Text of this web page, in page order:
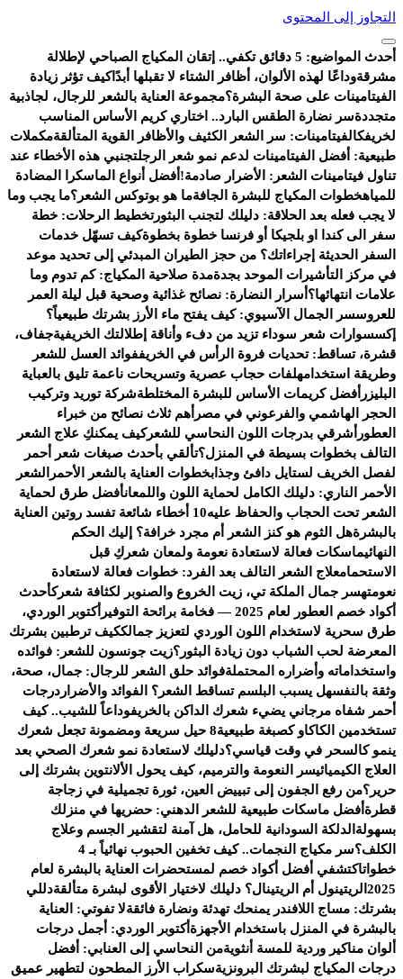
التجاوز إلى المحتوى
أحدث المواضيع:
5 دقائق تكفي.. إتقان المكياج الصباحي لإطلالة
مشرقةوداعًا لهذه الألوان، أظافر الشتاء لا تقبلها أبدًاكيف تؤثر زيادة
الفيتامينات على صحة البشرة؟مجموعة العناية بالشعر للرجال، لجاذبية
متجددةسر نضارة الطقس البارد.. اختاري كريم الأساس المناسب
لخريفكالفيتامينات: سر الشعر الكثيف والأظافر القوية المتألقةمكملات
طبيعية: أفضل الفيتامينات لدعم نمو شعر الرجلتجنبي هذه الأخطاء عند
تناول فيتامينات الشعر: الأضرار صادمة! أفضل أنواع الماسكرا المضادة
للمياهخطوات المكياج للبشرة الجافةما هو بوتوكس الشعر؟ما يجب وما
لا يجب فعله بعد الحلاقة: دليلك لتجنب البثورتخطيط الرحلات: خطة
سفر الى كندا او بلجيكا أو فرنسا خطوة بخطوةكيف تسهّل خدمات
السفر الحديثة إجراءاتك؟ من حجز الطيران المبدئي إلى تحديد موعد
في مركز التأشيرات الموحد بجدةمدة صلاحية المكياج: كم تدوم وما
علامات انتهائها؟ أسرار النضارة: نصائح غذائية وصحية قبل ليلة العمر
للعروسسر الجمال الآسيوي: كيف يفتح ماء الأرز بشرتك طبيعياً؟
إكسسوارات شعر سوداء تزيد من دفء وأناقة إطلالتك الخريفيةجفاف،
قشرة، تساقط: تحديات فروة الرأس في الخريففوائد العسل للشعر
وطريقة استخدامهلفات حجاب عصرية وتسريحات ناعمة تليق بالعباية
البليزر أفضل كريمات الأساس للبشرة المختلطةشركة توريد وتركيب
الحجر الهاشمي والفرعوني في مصر أهم ثلاث نصائح من خبراء
العطور أشرقي بدرجات اللون النحاسي للشعركيف يمكنكِ علاج الشعر
التالف بخطوات بسيطة في المنزل؟تألقي بأحدث صبغات شعر أحمر
لفصل الخريف لستايل دافئ وجذابخطوات العناية بالشعر الأحمر الشعر
الأحمر الناري: دليلك الكامل لحماية اللون واللمعانأفضل طرق لحماية
الشعر تحت الحجاب والحفاظ عليه
10 أخطاء شائعة تفسد روتين العناية
بالبشرةهل الثوم هو كنز الشعر أم مجرد خرافة؟ إليك الحكم
النهائيماسكات فعالة لاستعادة نعومة ولمعان شعركِ قبل
الاستحمامعلاج الشعر التالف بعد الفرد: خطوات فعالة لاستعادة
نعومتهسر جمال الملكة تي، زيت الخروع والصنوبر لكثافة شعركأحدث
أكواد خصم العطور لعام 2025 — فخامة برائحة التوفير
أكتوبر الوردي،
طرق سحرية لاستخدام اللون الوردي لتعزيز جمالككيف ترطبين بشرتك
المعرضة لحب الشباب دون زيادة البثور؟زيت جونسون للشعر: فوائده
واستخداماته وأضراره المحتملةفوائد حلق الشعر للرجال: جمال، صحة،
وثقة بالنفسهل يسبب البلسم تساقط الشعر؟ الفوائد والأضرار درجات
أحمر شفاه مرجاني يضيء شعرك الداكن بالخريفوداعاً للشيب.. كيف
تستخدمين الكاكاو كصبغة طبيعية
8 حيل سريعة ومضمونة تجعل شعرك
ينمو كالسحر في وقت قياسي؟دليلك لاستعادة نمو شعرك الصحي بعد
العلاج الكيميائيسر النعومة والترميم، كيف يحول الألانتوين بشرتك إلى
حرير؟من رفع الجفون إلى تبييض العين، ثورة تجميلية في زجاجة
قطرة أفضل ماسكات طبيعية للشعر الدهني: حضريها في منزلك
بسهولة الدلكة السودانية للحامل، هل آمنة لتقشير الجسم وعلاج
الكلف؟
سر مكياج النجمات.. كيف تخفين الحبوب نهائياً بـ 4
خطواتاكتشفي أفضل أكواد خصم لمستحضرات العناية بالبشرة لعام
2025 الريتينول أم الريتينال؟ دليلك لاختيار الأقوى لبشرة متألقةدللي
بشرتك: مساج اللافندر يمنحك تهدئة ونضارة فائقةلا تفوتي: العناية
بالبشرة في المنزل باستخدام الأجهزة أكتوبر الوردي: أجمل درجات
ألوان مناكير وردية للمسة أنثويةمن النحاسي إلى العنابي: أفضل
درجات المكياج لبشرتك البرونزيةسكراب الأرز المطحون لتطهير عميق